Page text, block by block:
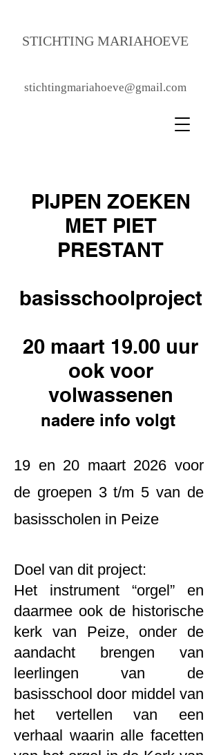
STICHTING MARIAHOEVE
stichtingmariahoeve@gmail.com
PIJPEN ZOEKEN
MET PIET
PRESTANT
basisschoolproject
20 maart 19.00 uur
ook voor
volwassenen
nadere info volgt
19 en 20 maart 2026 voor
de groepen 3 t/m 5 van de
basisscholen in Peize
Doel van dit project:
Het instrument “orgel” en
daarmee ook de historische
kerk van Peize, onder de
aandacht brengen van
leerlingen van de
basisschool door middel van
het vertellen van een
verhaal waarin alle facetten